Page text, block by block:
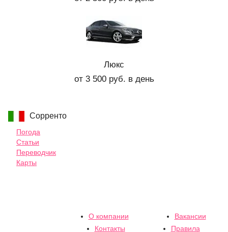
Люкс
от 3 500 руб. в день
Сорренто
Погода
Статьи
Переводчик
Карты
О компании
Вакансии
Контакты
Правила